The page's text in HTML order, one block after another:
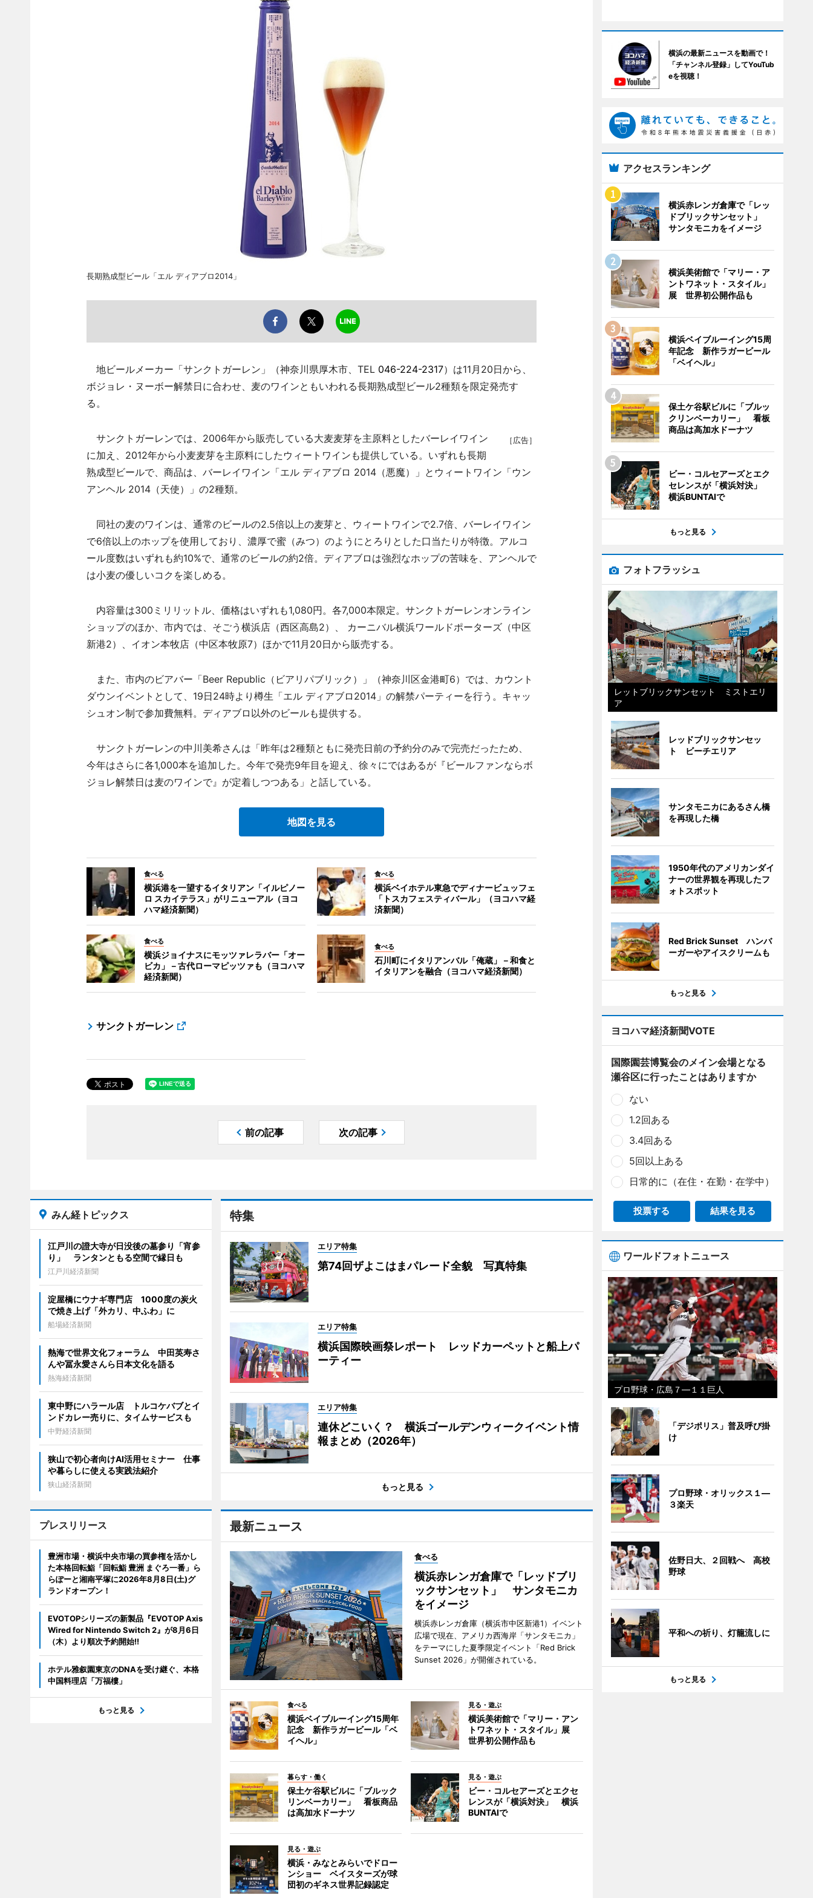
長期熟成型ビール「エル ディアブロ2014」
地ビールメーカー「サンクトガーレン」（神奈川県厚木市、TEL 046-224-2317）は11月20日から、
ボジョレ・ヌーボー解禁日に合わせ、麦のワインともいわれる長期熟成型ビール2種類を限定発売す
る。
［広告］
サンクトガーレンでは、2006年から販売している大麦麦芽を主原料としたバーレイワイン
に加え、2012年から小麦麦芽を主原料にしたウィートワインも提供している。いずれも長期
熟成型ビールで、商品は、バーレイワイン「エル ディアブロ 2014（悪魔）」とウィートワイン「ウン
アンヘル 2014（天使）」の2種類。
同社の麦のワインは、通常のビールの2.5倍以上の麦芽と、ウィートワインで2.7倍、バーレイワイン
で6倍以上のホップを使用しており、濃厚で蜜（みつ）のようにとろりとした口当たりが特徴。アルコ
ール度数はいずれも約10%で、通常のビールの約2倍。ディアブロは強烈なホップの苦味を、アンヘルで
は小麦の優しいコクを楽しめる。
内容量は300ミリリットル、価格はいずれも1,080円。各7,000本限定。サンクトガーレンオンライン
ショップのほか、市内では、そごう横浜店（西区高島2）、 カーニバル横浜ワールドポーターズ（中区
新港2）、イオン本牧店（中区本牧原7）ほかで11月20日から販売する。
また、市内のビアバー「Beer Republic（ビアリパブリック）」（神奈川区金港町6）では、カウント
ダウンイベントとして、19日24時より樽生「エル ディアブロ2014」の解禁パーティーを行う。キャッ
シュオン制で参加費無料。ディアブロ以外のビールも提供する。
サンクトガーレンの中川美希さんは「昨年は2種類ともに発売日前の予約分のみで完売だったため、
今年はさらに各1,000本を追加した。今年で発売9年目を迎え、徐々にではあるが『ビールファンならボ
ジョレ解禁日は麦のワインで』が定着しつつある」と話している。
地図を見る
食べる
横浜港を一望するイタリアン「イルピノー
ロ スカイテラス」がリニューアル（ヨコ
ハマ経済新聞）
食べる
横浜ベイホテル東急でディナービュッフェ
「トスカフェスティバール」（ヨコハマ経
済新聞）
食べる
横浜ジョイナスにモッツァレラバー「オー
ビカ」－古代ローマピッツァも（ヨコハマ
経済新聞）
食べる
石川町にイタリアンバル「俺蔵」－和食と
イタリアンを融合（ヨコハマ経済新聞）
サンクトガーレン
前の記事 次の記事
特集
エリア特集
第74回ザよこはまパレード全貌 写真特集
エリア特集
横浜国際映画祭レポート レッドカーペットと船上パ
ーティー
エリア特集
連休どこいく？ 横浜ゴールデンウィークイベント情
報まとめ（2026年）
もっと見る
最新ニュース
食べる
横浜赤レンガ倉庫で「レッドブリ
ックサンセット」 サンタモニカ
をイメージ
横浜赤レンガ倉庫（横浜市中区新港1）イベント
広場で現在、アメリカ西海岸「サンタモニカ」
をテーマにした夏季限定イベント「Red Brick
Sunset 2026」が開催されている。
食べる
横浜ベイブルーイング15周年
記念 新作ラガービール「ベ
イヘル」
見る・遊ぶ
横浜美術館で「マリー・アン
トワネット・スタイル」展
世界初公開作品も
暮らす・働く
保土ケ谷駅ビルに「ブルック
リンベーカリー」 看板商品
は高加水ドーナツ
見る・遊ぶ
ビー・コルセアーズとエクセ
レンスが「横浜対決」 横浜
BUNTAIで
見る・遊ぶ
横浜・みなとみらいでドロー
ンショー ベイスターズが球
団初のギネス世界記録認定
みん経トピックス
江戸川の證大寺が日没後の墓参り「宵参
り」 ランタンともる空間で縁日も
江戸川経済新聞
淀屋橋にウナギ専門店 1000度の炭火
で焼き上げ「外カリ、中ふわ」に
船場経済新聞
熱海で世界文化フォーラム 中田英寿さ
んや冨永愛さんら日本文化を語る
熱海経済新聞
東中野にハラール店 トルコケバブとイ
ンドカレー売りに、タイムサービスも
中野経済新聞
狭山で初心者向けAI活用セミナー 仕事
や暮らしに使える実践法紹介
狭山経済新聞
プレスリリース
豊洲市場・横浜中央市場の買参権を活かし
た本格回転鮨「回転鮨 豊洲 まぐろ一番」ら
らぽーと湘南平塚に2026年8月8日(土)グ
ランドオープン！
EVOTOPシリーズの新製品『EVOTOP Axis
Wired for Nintendo Switch 2』が8月6日
（木）より順次予約開始!!
ホテル雅叙園東京のDNAを受け継ぐ、本格
中国料理店「万福樓」
もっと見る
横浜の最新ニュースを動画で！
「チャンネル登録」してYouTub
eを視聴！
アクセスランキング
横浜赤レンガ倉庫で「レッ
ドブリックサンセット」
サンタモニカをイメージ
横浜美術館で「マリー・ア
ントワネット・スタイル」
展 世界初公開作品も
横浜ベイブルーイング15周
年記念 新作ラガービール
「ベイヘル」
保土ケ谷駅ビルに「ブルッ
クリンベーカリー」 看板
商品は高加水ドーナツ
ビー・コルセアーズとエク
セレンスが「横浜対決」
横浜BUNTAIで
もっと見る
フォトフラッシュ
レットブリックサンセット ミストエリ
ア
レッドブリックサンセッ
ト ビーチエリア
サンタモニカにあるさん橋
を再現した橋
1950年代のアメリカンダイ
ナーの世界観を再現したフ
ォトスポット
Red Brick Sunset ハンバ
ーガーやアイスクリームも
もっと見る
ヨコハマ経済新聞VOTE
国際園芸博覧会のメイン会場となる
瀬谷区に行ったことはありますか
ない
1.2回ある
3.4回ある
5回以上ある
日常的に（在住・在勤・在学中）
投票する 結果を見る
ワールドフォトニュース
プロ野球・広島７―１１巨人
「デジポリス」普及呼び掛
け
プロ野球・オリックス１―
３楽天
佐野日大、２回戦へ 高校
野球
平和への祈り、灯籠流しに
もっと見る